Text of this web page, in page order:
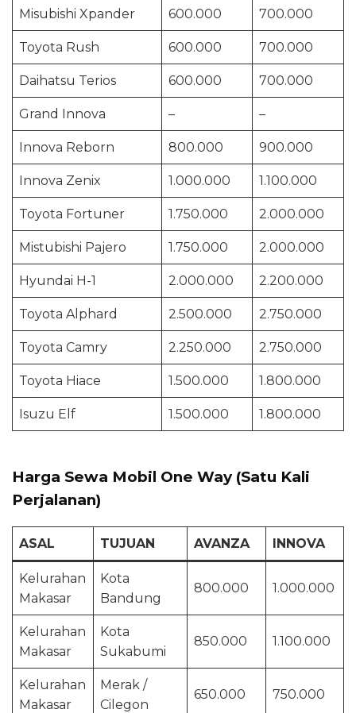
Misubishi Xpander 600.000 700.000
Toyota Rush 600.000 700.000
Daihatsu Terios 600.000 700.000
Grand Innova – –
Innova Reborn 800.000 900.000
Innova Zenix 1.000.000 1.100.000
Toyota Fortuner 1.750.000 2.000.000
Mistubishi Pajero 1.750.000 2.000.000
Hyundai H-1 2.000.000 2.200.000
Toyota Alphard 2.500.000 2.750.000
Toyota Camry 2.250.000 2.750.000
Toyota Hiace 1.500.000 1.800.000
Isuzu Elf 1.500.000 1.800.000
Harga Sewa Mobil One Way (Satu Kali
Perjalanan)
ASAL TUJUAN AVANZA INNOVA
Kelurahan
Makasar
Kota
Bandung
800.000 1.000.000
Kelurahan
Makasar
Kota
Sukabumi
850.000 1.100.000
Kelurahan
Makasar
Merak /
Cilegon
650.000 750.000